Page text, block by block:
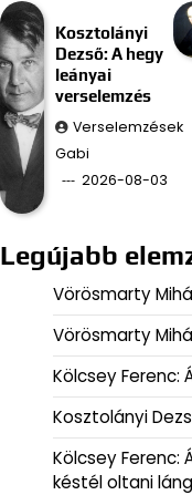
Kosztolányi
Dezső: A hegy
leányai
verselemzés
Verselemzések
Gabi
2026-08-03
Legújabb
Vörösmarty
Vörösmarty
Kölcsey Ferenc:
Kosztolányi
Kölcsey Ferenc:
késtél oltani